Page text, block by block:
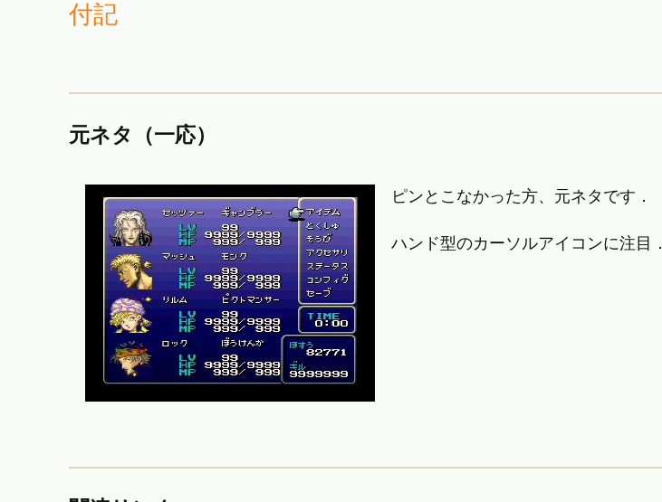
付記
元ネタ（一応）
ピンとこなかった方、元ネタです．
ハンド型のカーソルアイコンに注目．